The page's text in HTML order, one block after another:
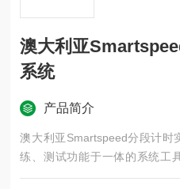
澳大利亚
系统
产品简介
澳大利亚Smartspeed分段计时
练、测试功能于一体的系统工
性、反应能力的智能测试系统